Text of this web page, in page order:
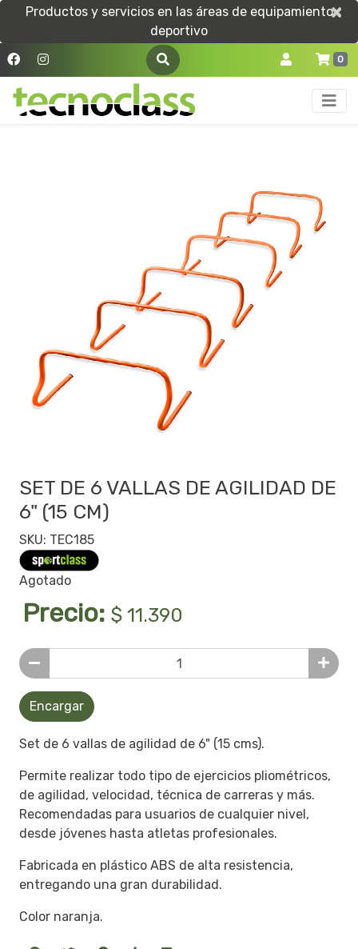
Productos y servicios en las áreas de equipamiento
deportivo
×
×
0
SET DE 6 VALLAS DE AGILIDAD DE
6" (15 CM)
SKU: TEC185
Agotado
Precio: $ 11.390
Encargar
Set de 6 vallas de agilidad de 6" (15 cms).
Permite realizar todo tipo de ejercicios pliométricos,
de agilidad, velocidad, técnica de carreras y más.
Recomendadas para usuarios de cualquier nivel,
desde jóvenes hasta atletas profesionales.
Fabricada en plástico ABS de alta resistencia,
entregando una gran durabilidad.
Color naranja.